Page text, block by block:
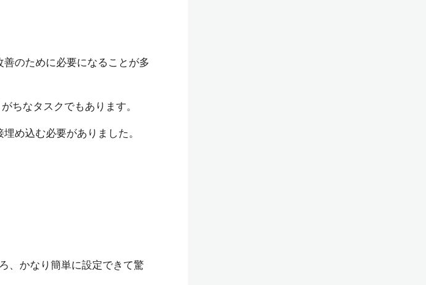
のために必要になることが多
ちなタスクでもあります。
め込む必要がありました。
、かなり簡単に設定できて驚